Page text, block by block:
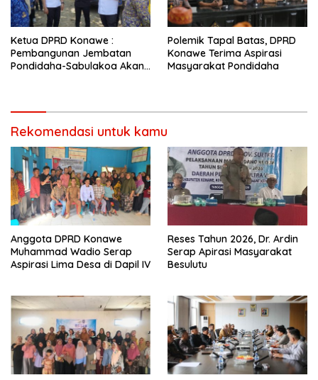
Ketua DPRD Konawe :
Pembangunan Jembatan
Pondidaha-Sabulakoa Akan
Polemik Tapal Batas, DPRD
Konawe Terima Aspirasi
Masyarakat Pondidaha
Rekomendasi untuk kamu
Anggota DPRD Konawe
Muhammad Wadio Serap
Aspirasi Lima Desa di Dapil IV
Reses Tahun 2026, Dr. Ardin
Serap Apirasi Masyarakat
Besulutu